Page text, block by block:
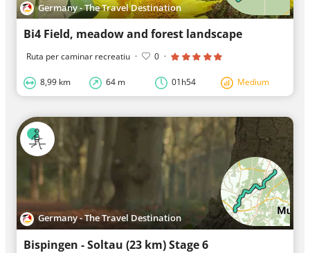
Germany - The Travel Destination
Bi4 Field, meadow and forest landscape
Ruta per caminar recreatiu · 0 ·
8,99 km 64 m 01h54 Medium
Germany - The Travel Destination
Bispingen - Soltau (23 km) Stage 6